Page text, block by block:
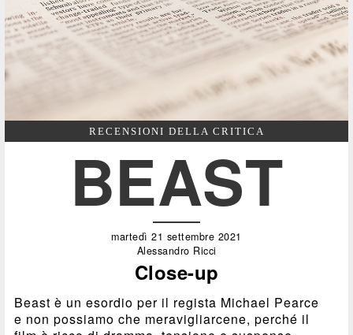
RECENSIONI DELLA CRITICA
BEAST
martedì 21 settembre 2021
Alessandro Ricci
Close-up
Beast è un esordio per il regista Michael Pearce
e non possiamo che meravigliarcene, perché il